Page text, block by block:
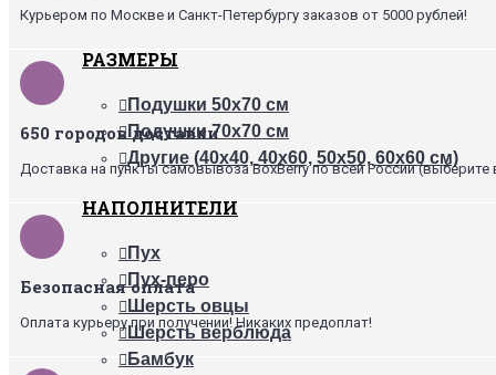
РАЗМЕРЫ
Подушки 50х70 см
Подушки 70х70 см
Другие (40х40, 40х60, 50х50, 60х60 см)
НАПОЛНИТЕЛИ
Пух
Пух-перо
Шерсть овцы
Шерсть верблюда
Бамбук
Курьером по Москве и Санкт-Петербургу заказов от 5000 рублей!
650 городов доставки
Доставка на пункты самовывоза BoxBerry по всей России (выберите
Безопасная оплата
Оплата курьеру при получении! Никаких предоплат!